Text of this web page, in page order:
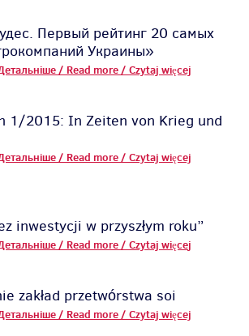
Первый рейтинг 20 самых
Украины»
/ Read more / Czytaj więcej
1/2015: In Zeiten von Krieg und
/ Read more / Czytaj więcej
inwestycji w przyszłym roku”
/ Read more / Czytaj więcej
zakład przetwórstwa soi
/ Read more / Czytaj więcej